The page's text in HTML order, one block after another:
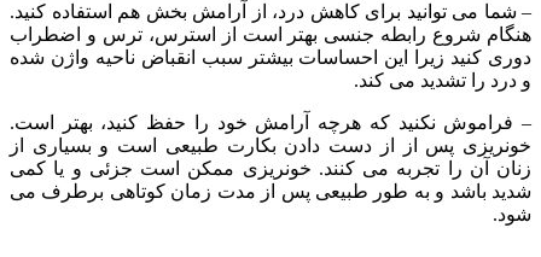
– شما می توانید برای کاهش درد، از آرامش بخش هم استفاده کنید.
هنگام شروع رابطه جنسی بهتر است از استرس، ترس و اضطراب
دوری کنید زیرا این احساسات بیشتر سبب انقباض ناحیه واژن شده
و درد را تشدید می کند.
– فراموش نکنید که هرچه آرامش خود را حفظ کنید، بهتر است.
خونریزی پس از از دست دادن بکارت طبیعی است و بسیاری از
زنان آن را تجربه می کنند. خونریزی ممکن است جزئی و یا کمی
شدید باشد و به طور طبیعی پس از مدت زمان کوتاهی برطرف می
شود.